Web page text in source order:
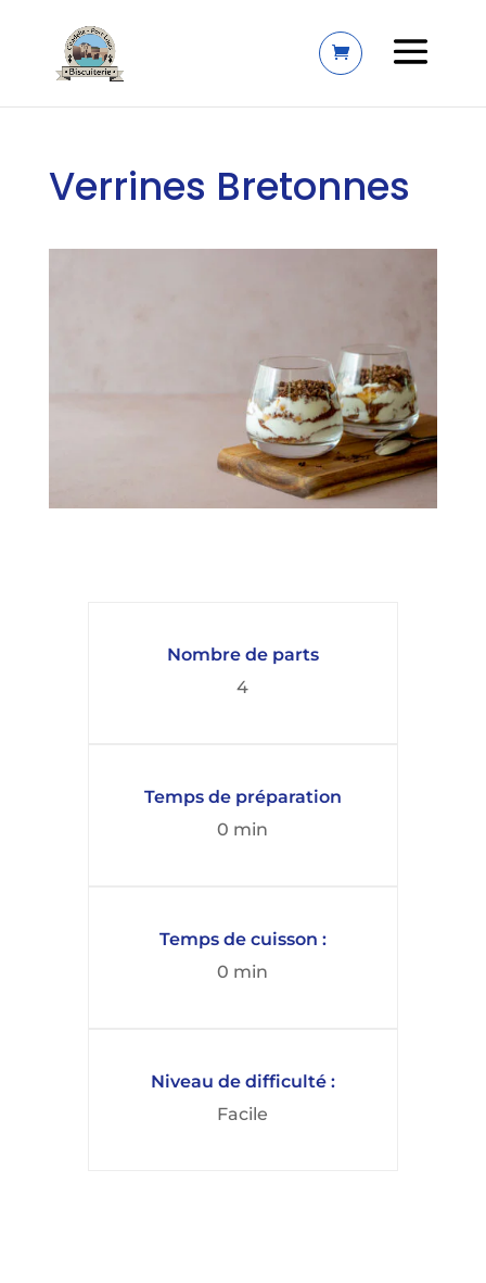
Verrines Bretonnes
Nombre de parts
4
Temps de préparation
0 min
Temps de cuisson :
0 min
Niveau de difficulté :
Facile